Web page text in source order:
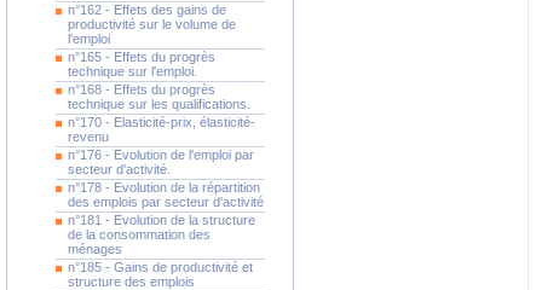
n°162 - Effets des gains de
productivité sur le volume de
l'emploi
n°165 - Effets du progrès
technique sur l'emploi.
n°168 - Effets du progrès
technique sur les qualifications.
n°170 - Elasticité-prix, élasticité-
revenu
n°176 - Evolution de l'emploi par
secteur d'activité.
n°178 - Evolution de la répartition
des emplois par secteur d'activité
n°181 - Evolution de la structure
de la consommation des
ménages
n°185 - Gains de productivité et
structure des emplois